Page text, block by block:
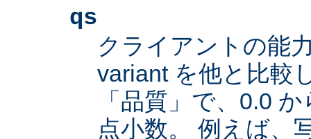
qs
クライアントの能
variant を他と比較
「品質」で、0.0
点小数。 例えば、